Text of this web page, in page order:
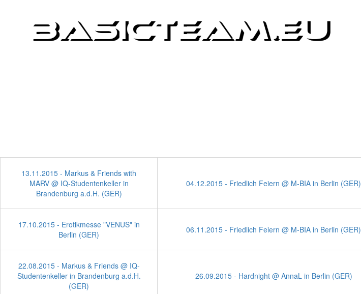
13.11.2015 - Markus & Friends with
MARV @ IQ-Studentenkeller in
Brandenburg a.d.H. (GER)
04.12.2015 - Friedlich Feiern @ M-BIA in Berlin (GER)
17.10.2015 - Erotikmesse "VENUS" in
Berlin (GER)
06.11.2015 - Friedlich Feiern @ M-BIA in Berlin (GER)
22.08.2015 - Markus & Friends @ IQ-
Studentenkeller in Brandenburg a.d.H.
(GER)
26.09.2015 - Hardnight @ AnnaL in Berlin (GER)